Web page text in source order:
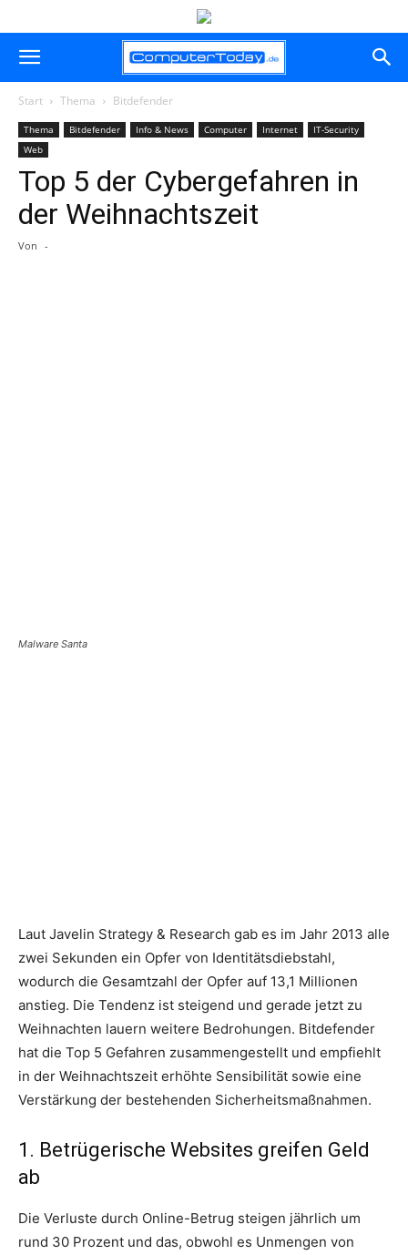
Start Thema Bitdefender
Thema Bitdefender Info & News Computer Internet
IT-Security
Web
Top 5 der Cybergefahren in
der Weihnachtszeit
Von -
Malware Santa
Laut Javelin Strategy & Research gab es im Jahr 2013 alle
zwei Sekunden ein Opfer von Identitätsdiebstahl,
wodurch die Gesamtzahl der Opfer auf 13,1 Millionen
anstieg. Die Tendenz ist steigend und gerade jetzt zu
Weihnachten lauern weitere Bedrohungen. Bitdefender
hat die Top 5 Gefahren zusammengestellt und empfiehlt
in der Weihnachtszeit erhöhte Sensibilität sowie eine
Verstärkung der bestehenden Sicherheitsmaßnahmen.
1. Betrügerische Websites greifen Geld
ab
Die Verluste durch Online-Betrug steigen jährlich um
rund 30 Prozent und das, obwohl es Unmengen von